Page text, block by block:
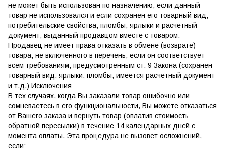
не может быть использован по назначению, если данный
товар не использовался и если сохранен его товарный вид,
потребительские свойства, пломбы, ярлыки и расчетный
документ, выданный продавцом вместе с товаром.
Продавец не имеет права отказать в обмене (возврате)
товара, не включенного в перечень, если он соответствует
всем требованиям, предусмотренным ст. 9 Закона (сохранен
товарный вид, ярлыки, пломбы, имеется расчетный документ
и т.д.) Исключения
В тех случаях, когда Вы заказали товар ошибочно или
сомневаетесь в его функциональности, Вы можете отказаться
от Вашего заказа и вернуть товар (оплатив стоимость
обратной пересылки) в течение 14 календарных дней с
момента оплаты. Эта процедура не вызовет осложнений,
если: